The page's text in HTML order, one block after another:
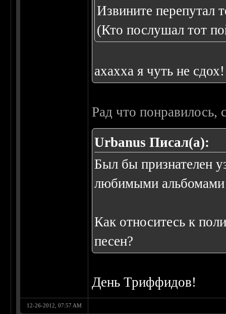
Извините перепутал
(Кто послушал тот
ахахха я чуть не
Рад что понравилось,
Urbanus Писал(а):
Был бы признателен
любимыми
Как относитесь к
песен?
День Триффидов!
12-26-2012, 07:57 AM